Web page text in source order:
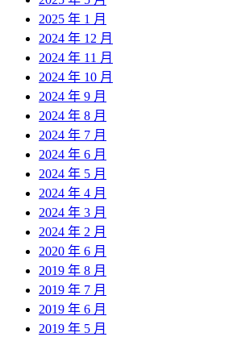
2025 年 1 月
2024 年 12 月
2024 年 11 月
2024 年 10 月
2024 年 9 月
2024 年 8 月
2024 年 7 月
2024 年 6 月
2024 年 5 月
2024 年 4 月
2024 年 3 月
2024 年 2 月
2020 年 6 月
2019 年 8 月
2019 年 7 月
2019 年 6 月
2019 年 5 月